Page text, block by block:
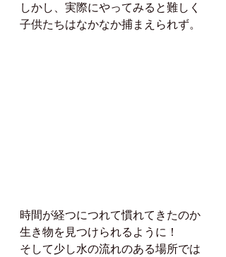
しかし、実際にやってみると難しく
子供たちはなかなか捕まえられず。
時間が経つにつれて慣れてきたのか
生き物を見つけられるように！
そして少し水の流れのある場所では